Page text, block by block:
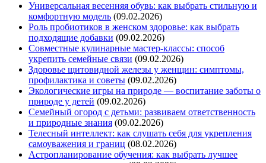
Универсальная весенняя обувь: как выбрать стильную и
комфортную модель (09.02.2026)
Роль пробиотиков в женском здоровье: как выбрать
подходящие добавки (09.02.2026)
Совместные кулинарные мастер-классы: способ
укрепить семейные связи (09.02.2026)
Здоровье щитовидной железы у женщин: симптомы,
профилактика и советы (09.02.2026)
Экологические игры на природе — воспитание заботы о
природе у детей (09.02.2026)
Семейный огород с детьми: развиваем ответственность
и природные знания (09.02.2026)
Телесный интеллект: как слушать себя для укрепления
самоуважения и границ (08.02.2026)
Астропланирование обучения: как выбрать лучшее